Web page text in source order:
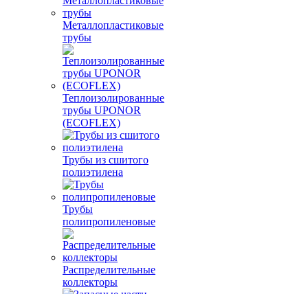
Металлопластиковые
трубы
Теплоизолированные
трубы UPONOR
(ECOFLEX)
Трубы из сшитого
полиэтилена
Трубы
полипропиленовые
Распределительные
коллекторы